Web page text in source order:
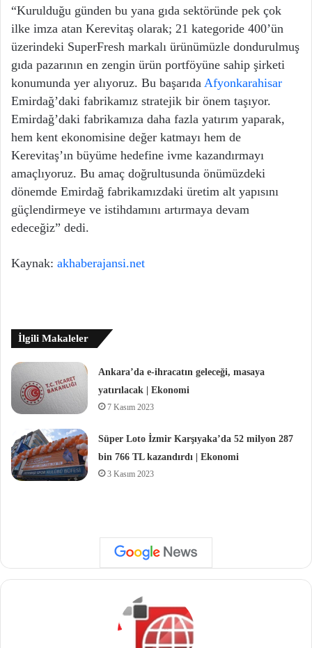
“Kurulduğu günden bu yana gıda sektöründe pek çok
ilke imza atan Kerevitaş olarak; 21 kategoride 400’ün
üzerindeki SuperFresh markalı ürünümüzle dondurulmuş
gıda pazarının en zengin ürün portföyüne sahip şirketi
konumunda yer alıyoruz. Bu başarıda Afyonkarahisar
Emirdağ’daki fabrikamız stratejik bir önem taşıyor.
Emirdağ’daki fabrikamıza daha fazla yatırım yaparak,
hem kent ekonomisine değer katmayı hem de
Kerevitaş’ın büyüme hedefine ivme kazandırmayı
amaçlıyoruz. Bu amaç doğrultusunda önümüzdeki
dönemde Emirdağ fabrikamızdaki üretim alt yapısını
güçlendirmeye ve istihdamını artırmaya devam
edeceğiz” dedi.
Kaynak: akhaberajansi.net
İlgili Makaleler
Ankara’da e-ihracatın geleceği, masaya
yatırılacak | Ekonomi
7 Kasım 2023
Süper Loto İzmir Karşıyaka’da 52 milyon 287
bin 766 TL kazandırdı | Ekonomi
3 Kasım 2023